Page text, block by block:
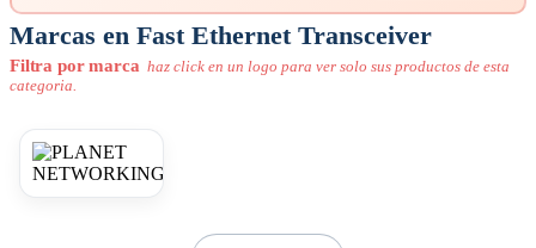
Marcas en Fast Ethernet Transceiver
Filtra por marca haz click en un logo para ver solo sus productos de esta
categoria.